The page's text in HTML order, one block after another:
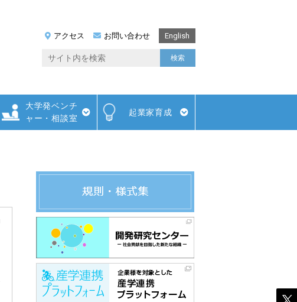
アクセス お問い合わせ English
大学発ベンチ
ャー・相談室
起業家育成